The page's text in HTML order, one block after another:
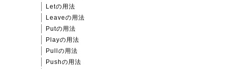
Letの用法
Leaveの用法
Putの用法
Playの用法
Pullの用法
Pushの用法